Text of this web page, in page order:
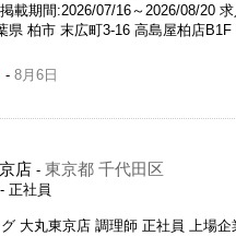
載期間:2026/07/16～2026/08/20
県 柏市 末広町3-16 高島屋柏店
- 8月6日
店 - 東京都 千代田区
- 正社員
グ 大丸東京店 調理師 正社員 上場